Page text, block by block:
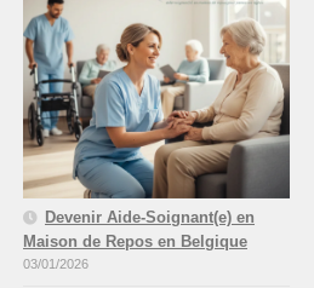
Devenir Aide-Soignant(e) en
Maison de Repos en Belgique
03/01/2026